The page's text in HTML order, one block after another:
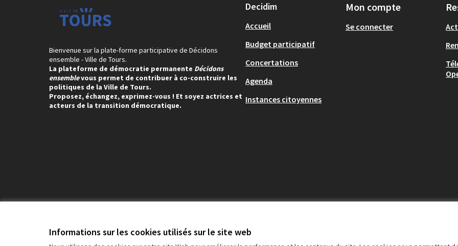
Informations sur les cookies utilisés sur le site web
Bienvenue sur la plate-forme participative de Décidons
ensemble - Ville de Tours.
La plateforme de démocratie permanente Décidons
ensemblevous permet de contribuer à co-construire les
politiques de la Ville de Tours.
Proposez, échangez, exprimez-vous ! Et soyez actrices et
acteurs de la transition démocratique.
Decidim
Accueil
Budget participatif
Concertations
Agenda
Instances citoyennes
Mon compte
Se connecter